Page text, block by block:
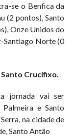
se o Benfica da
(2 pontos), Santo
Onze Unidos do
Santiago Norte (0
Crucifixo.
jornada vai ser
e Santo
na cidade de
Santo Antão